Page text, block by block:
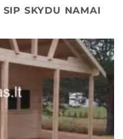
SIP SKYDU NAMAI